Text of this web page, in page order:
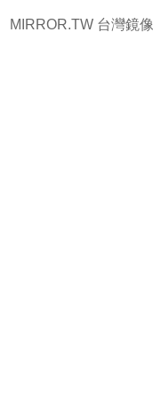
MIRROR.TW 台灣鏡像